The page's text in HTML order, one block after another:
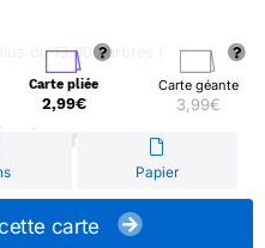
Carte pliée
2,99€
Carte géante
3,99€
Papier
carte
de 13.000 arbres !